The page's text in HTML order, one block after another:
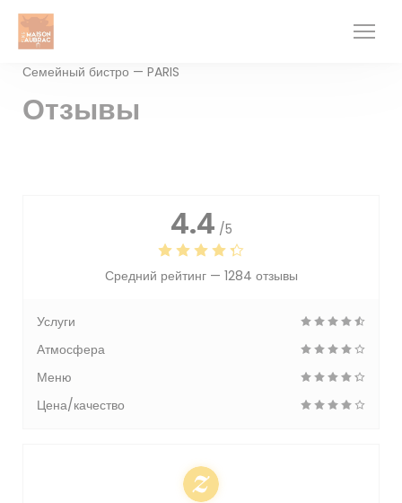
Панель управления cookies
Семейный бистро — PARIS
Отзывы
4.4 /5
Средний рейтинг — 1284 отзывы
Услуги
Атмосфера
Меню
Цена/качество